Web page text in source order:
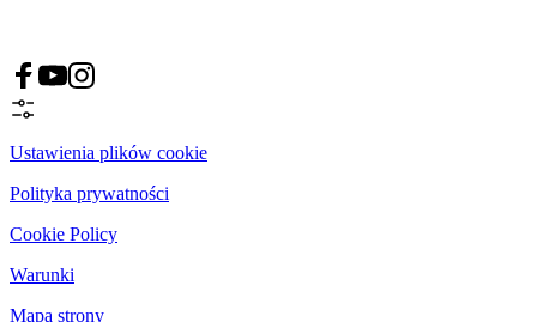
Ustawienia plików cookie
Polityka prywatności
Cookie Policy
Warunki
Mapa strony